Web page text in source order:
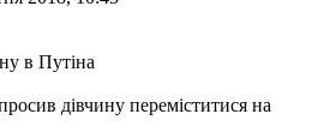
дівчину переміститися на